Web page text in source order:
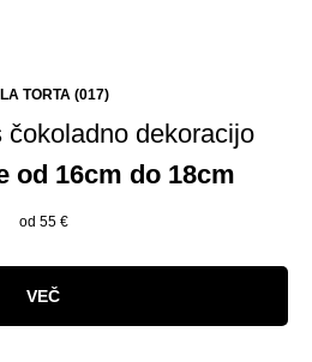
TORTA (017)
čokoladno dekoracijo
od 16cm do 18cm
od 55 €
VEČ